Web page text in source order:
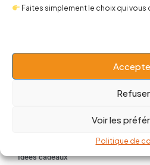
Faites simplement le choix qui vous
Refuser
Voir les
Politique de
Boutique
Idées cadeaux